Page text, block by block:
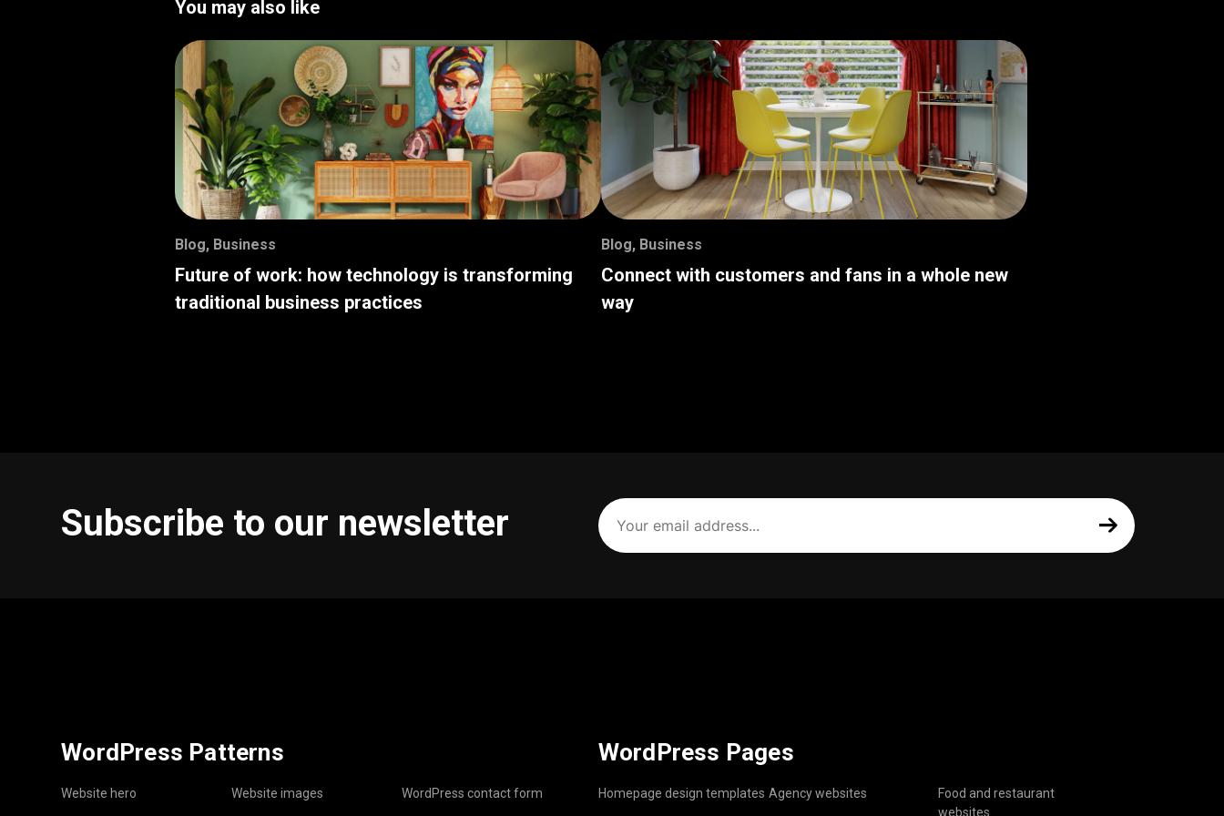
You may also like
Blog, Business
Future of work: how technology is transforming
traditional business practices
Blog, Business
Connect with customers and fans in a whole new
way
Subscribe to our newsletter
Your
email
address
(Required)
WordPress Patterns
Website hero
Website images
WordPress contact form
WordPress Pages
Homepage design templates Agency websites
Food and restaurant
websites